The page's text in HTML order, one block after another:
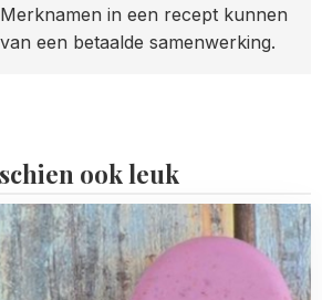
in een recept kunnen
een betaalde samenwerking.
ook leuk